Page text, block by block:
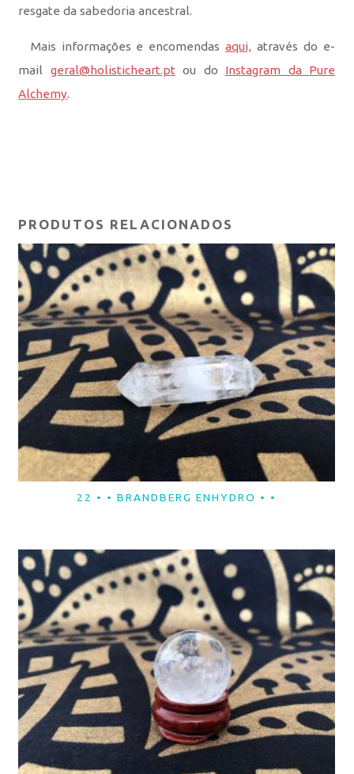
resgate da sabedoria ancestral.
Mais informações e encomendasaqui, através do e-
mailgeral@holisticheart.pt ou do Instagram da Pure
Alchemy.
PRODUTOS RELACIONADOS
LER MAIS
22 • • BRANDBERG ENHYDRO • •